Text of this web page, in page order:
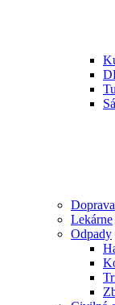
Doprava
Lekárne
Odpady